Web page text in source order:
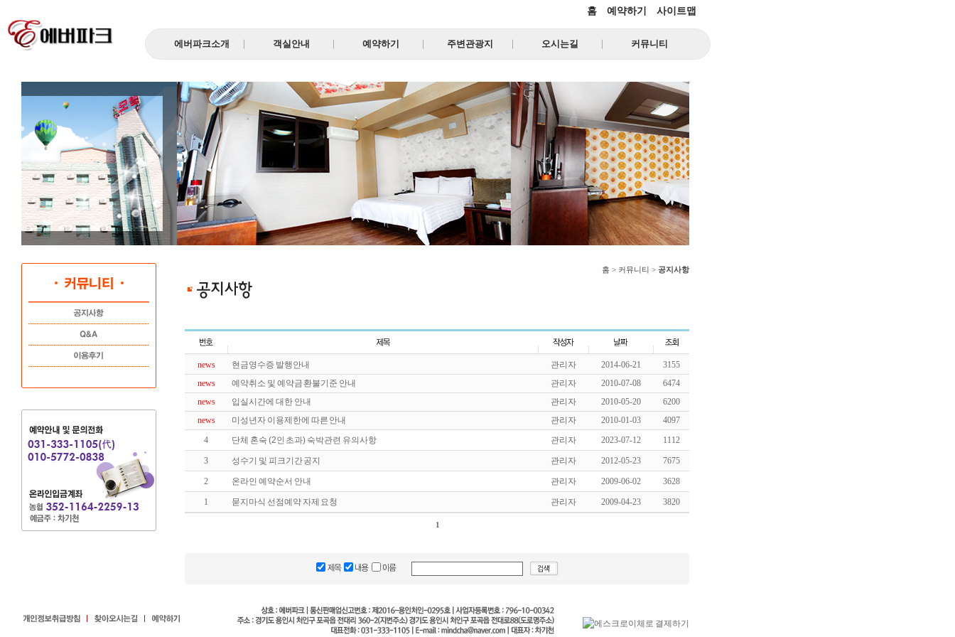
홈 예약하기 사이트맵
에버파크소개 객실안내 예약하기 주변관광지 오시는길 커뮤니티
홈 > 커뮤니티 > 공지사항
news 현금영수증 발행안내 관리자 2014-06-21
3155
news
예약취소 및 예약금 환불기준 안내 관리자 2010-07-08
6474
news
입실시간에 대한 안내 관리자 2010-05-20
6200
news
미성년자 이용제한에 따른 안내 관리자 2010-01-03
4097
4
단체 혼숙 (2인 초과) 숙박관련 유의사항 관리자 2023-07-12 1112
3 성수기 및 피크기간 공지 관리자 2012-05-23 7675
2 온라인 예약순서 안내 관리자 2009-06-02 3628
1 묻지마식 선점예약 자제 요청 관리자 2009-04-23 3820
1